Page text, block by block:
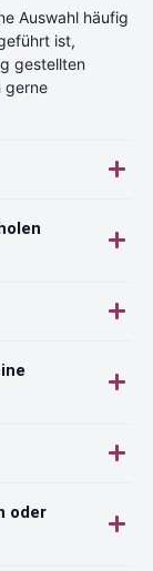
Auswahl häufig
ist,
gestellten
gerne
oder